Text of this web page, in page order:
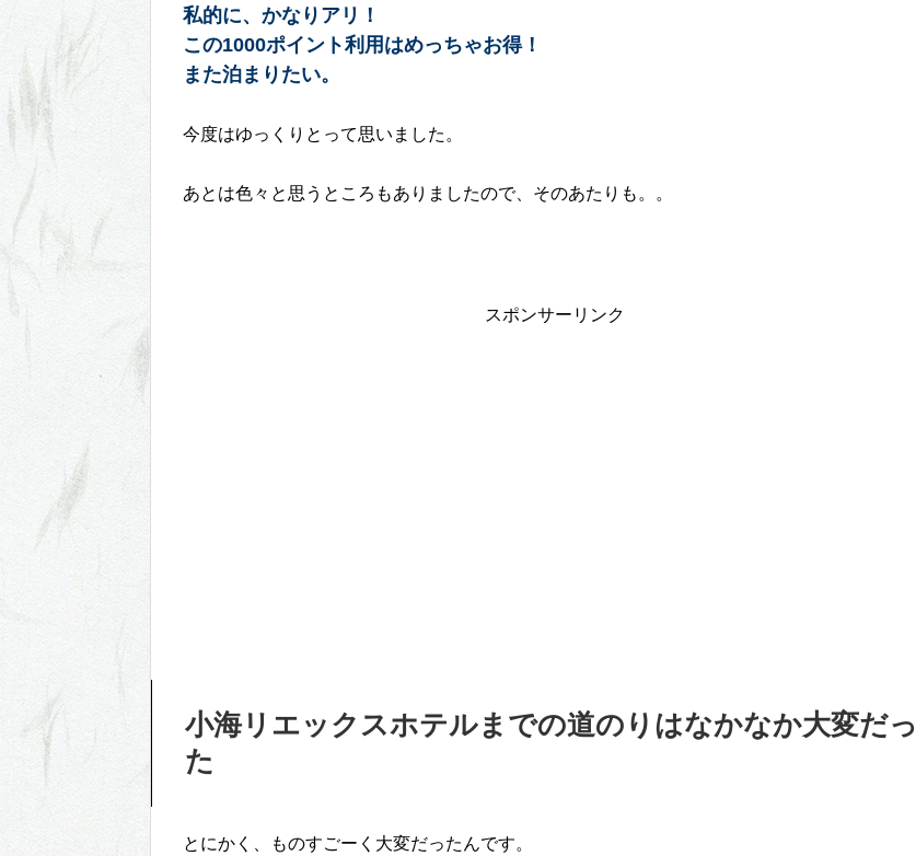
私的に、かなりアリ！
この1000ポイント利用はめっちゃお得！
また泊まりたい。
今度はゆっくりとって思いました。
あとは色々と思うところもありましたので、そのあたりも。。
スポンサーリンク
小海リエックスホテルまでの道のりはなかなか大変だっ
た
とにかく、ものすごーく大変だったんです。